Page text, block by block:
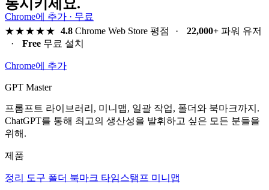
Chrome에 추가 · 무료
동시키세요.
★★★★★ 4.8Chrome Web Store 평점 · 22,000+파워 유저
·
Free 무료 설치
Chrome에 추가
GPT Master
프롬프트 라이브러리, 미니맵, 일괄 작업, 폴더와 북마크까지.
ChatGPT를 통해 최고의 생산성을 발휘하고 싶은 모든 분들을
위해.
제품
정리 도구 폴더 북마크 타임스탬프 미니맵